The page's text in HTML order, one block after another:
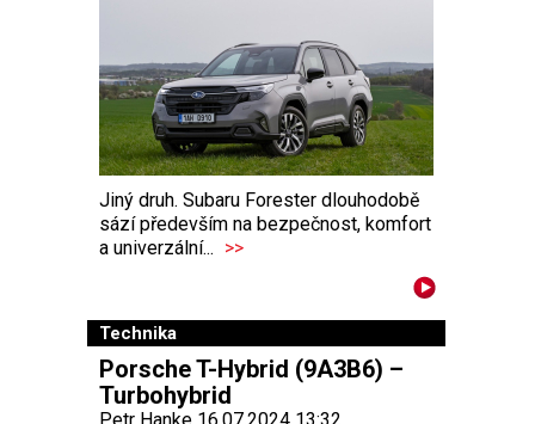
Jiný druh. Subaru Forester dlouhodobě
sází především na bezpečnost, komfort
a univerzální... >>
Technika
Porsche T-Hybrid (9A3B6) –
Turbohybrid